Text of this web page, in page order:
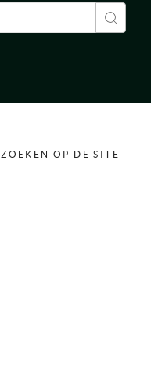
ZOEKEN OP DE SITE